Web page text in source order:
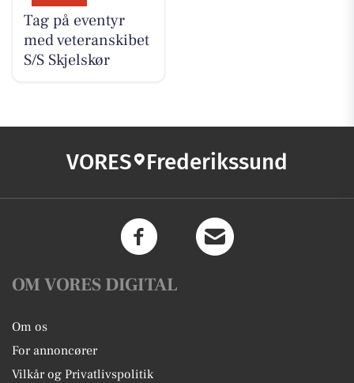
Tag på eventyr
med veteranskibet
S/S Skjelskør
VORES Frederikssund
OM VORES DIGITAL
Om os
For annoncører
Vilkår og Privatlivspolitik